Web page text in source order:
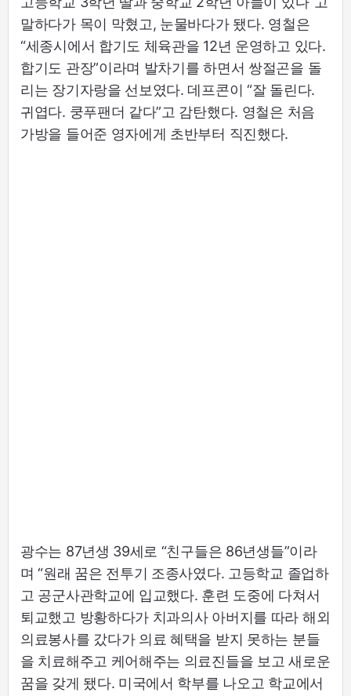
말하다가 목이 막혔고, 눈물바다가 됐다. 영철은
“세종시에서 합기도 체육관을 12년 운영하고 있다.
합기도 관장”이라며 발차기를 하면서 쌍절곤을 돌
리는 장기자랑을 선보였다. 데프콘이 “잘 돌린다.
귀엽다. 쿵푸팬더 같다”고 감탄했다. 영철은 처음
가방을 들어준 영자에게 초반부터 직진했다.
광수는 87년생 39세로 “친구들은 86년생들”이라
며 “원래 꿈은 전투기 조종사였다. 고등학교 졸업하
고 공군사관학교에 입교했다. 훈련 도중에 다쳐서
퇴교했고 방황하다가 치과의사 아버지를 따라 해외
의료봉사를 갔다가 의료 혜택을 받지 못하는 분들
을 치료해주고 케어해주는 의료진들을 보고 새로운
꿈을 갖게 됐다. 미국에서 학부를 나오고 학교에서